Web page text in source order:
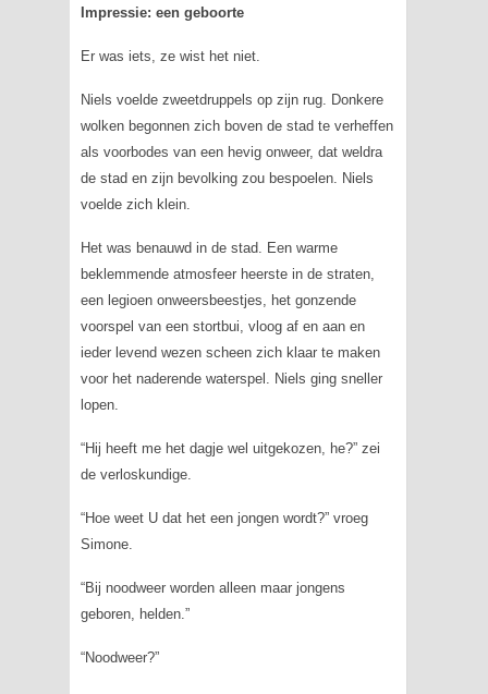
Impressie: een geboorte
Er was iets, ze wist het niet.
Niels voelde zweetdruppels op zijn rug. Donkere
wolken begonnen zich boven de stad te verheffen
als voorbodes van een hevig onweer, dat weldra
de stad en zijn bevolking zou bespoelen. Niels
voelde zich klein.
Het was benauwd in de stad. Een warme
beklemmende atmosfeer heerste in de straten,
een legioen onweersbeestjes, het gonzende
voorspel van een stortbui, vloog af en aan en
ieder levend wezen scheen zich klaar te maken
voor het naderende waterspel. Niels ging sneller
lopen.
“Hij heeft me het dagje wel uitgekozen, he?” zei
de verloskundige.
“Hoe weet U dat het een jongen wordt?” vroeg
Simone.
“Bij noodweer worden alleen maar jongens
geboren, helden.”
“Noodweer?”